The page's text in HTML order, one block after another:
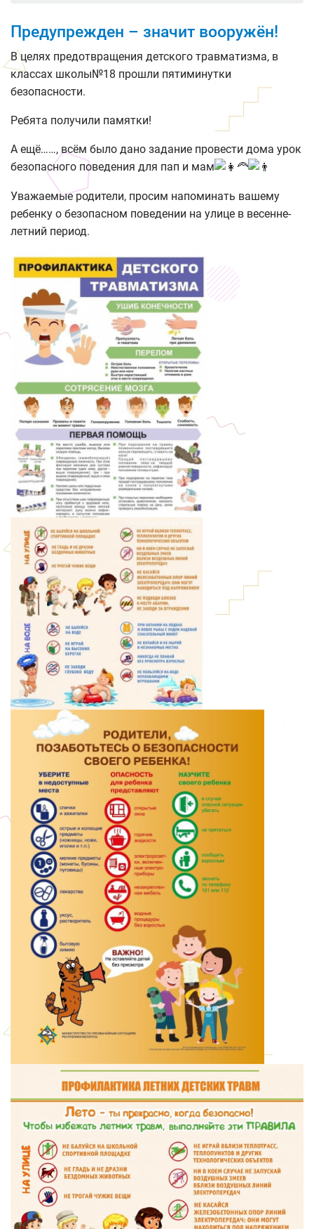
Предупрежден – значит вооружён!
В целях предотвращения детского травматизма, в
классах школы№18 прошли пятиминутки
безопасности.
Ребята получили памятки!
А ещё……, всём было дано задание провести дома урок
безопасного поведения для пап и мам
Уважаемые родители, просим напоминать вашему
ребенку о безопасном поведении на улице в весенне-
летний период.